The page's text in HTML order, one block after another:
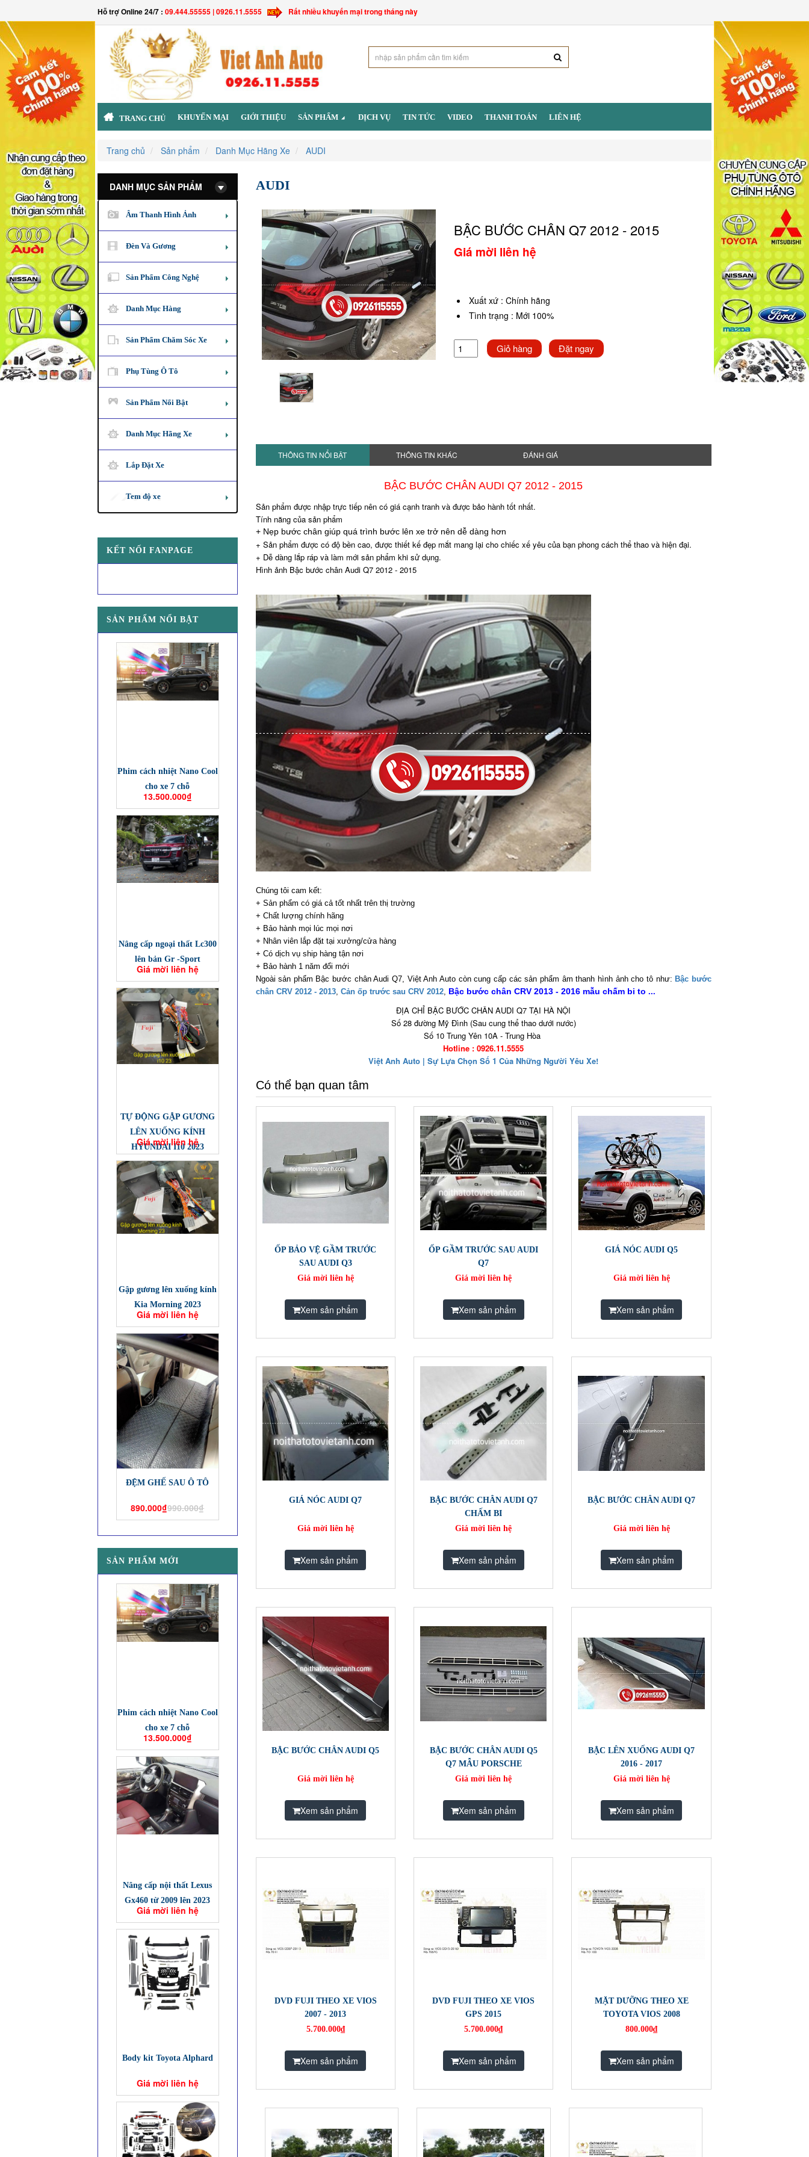
Hỗ trợ Online 24/7 : 09.444.55555 | 0926.11.5555 Rất nhiều khuyến mại trong tháng này
TRANG CHỦ KHUYẾN MẠI GIỚI THIỆU SẢN PHẨM DỊCH VỤ TIN TỨC VIDEO THANH TOÁN LIÊN HỆ
Trang chủ Sản phẩm Danh Mục Hãng Xe AUDI
DANH MỤC SẢN PHẨM
Âm Thanh Hình Ảnh
Đèn Và Gương
Sản Phẩm Công Nghệ
Danh Mục Hàng
Sản Phẩm Chăm Sóc Xe
Phụ Tùng Ô Tô
Sản Phẩm Nổi Bật
Danh Mục Hãng Xe
Lắp Đặt Xe
Tem độ xe
KẾT NỐI FANPAGE
SẢN PHẨM NỔI BẬT
Phim cách nhiệt Nano Cool
cho xe 7 chỗ
13.500.000₫
Nâng cấp ngoại thất Lc300
lên bản Gr -Sport
Giá mời liên hệ
TỰ ĐỘNG GẬP GƯƠNG
LÊN XUỐNG KÍNH
HYUNDAI I10 2023
Giá mời liên hệ
Gập gương lên xuống kính
Kia Morning 2023
Giá mời liên hệ
ĐỆM GHẾ SAU Ô TÔ
890.000₫990.000₫
SẢN PHẨM MỚI
Phim cách nhiệt Nano Cool
cho xe 7 chỗ
13.500.000₫
Nâng cấp nội thất Lexus
Gx460 từ 2009 lên 2023
Giá mời liên hệ
Body kit Toyota Alphard
Giá mời liên hệ
AUDI
BẬC BƯỚC CHÂN Q7 2012 - 2015
Giá mời liên hệ
Xuất xứ :Chính hãng
Tình trạng : Mới 100%
Giỏ hàng Đặt ngay
THÔNG TIN NỔI BẬT THÔNG TIN KHÁC ĐÁNH GIÁ
BẬC BƯỚC CHÂN AUDI Q7 2012 - 2015
Sản phẩm được nhập trực tiếp nên có giá cạnh tranh và được bảo hành tốt nhất.
Tính năng của sản phẩm
+ Nẹp bước chân giúp quá trình bước lên xe trở nên dễ dàng hơn
+ Sản phẩm được có độ bền cao, được thiết kế đẹp mắt mang lại cho chiếc xế yêu của bạn phong cách thể thao và hiện đại.
+ Dễ dàng lắp ráp và làm mới sản phẩm khi sử dụng.
Hình ảnh Bậc bước chân Audi Q7 2012 - 2015
Chúng tôi cam kết:
+ Sản phẩm có giá cả tốt nhất trên thị trường
+ Chất lượng chính hãng
+ Bảo hành mọi lúc mọi nơi
+ Nhân viên lắp đặt tại xưởng/cửa hàng
+ Có dịch vụ ship hàng tận nơi
+ Bảo hành 1 năm đổi mới
Ngoài sản phẩm Bậc bước chân Audi Q7, Việt Anh Auto còn cung cấp các sản phẩm âm thanh hình ảnh cho tô như:Bậc bước
chân CRV 2012 - 2013, Cản ốp trước sau CRV 2012, Bậc bước chân CRV 2013 - 2016 mẫu chấm bi to ...
ĐỊA CHỈ BẬC BƯỚC CHÂN AUDI Q7 TẠI HÀ NỘI
Số 28 đường Mỹ Đình (Sau cung thể thao dưới nước)
Số 10 Trung Yên 10A - Trung Hòa
Hotline : 0926.11.5555
Việt Anh Auto | Sự Lựa Chọn Số 1 Của Những Người Yêu Xe!
Có thể bạn quan tâm
ỐP BẢO VỆ GẦM TRƯỚC
SAU AUDI Q3
Giá mời liên hệ
Xem sản phẩm
ỐP GẦM TRƯỚC SAU AUDI
Q7
Giá mời liên hệ
Xem sản phẩm
GIÁ NÓC AUDI Q5
Giá mời liên hệ
Xem sản phẩm
GIÁ NÓC AUDI Q7
Giá mời liên hệ
Xem sản phẩm
BẬC BƯỚC CHÂN AUDI Q7
CHẤM BI
Giá mời liên hệ
Xem sản phẩm
BẬC BƯỚC CHÂN AUDI Q7
Giá mời liên hệ
Xem sản phẩm
BẬC BƯỚC CHÂN AUDI Q5
Giá mời liên hệ
Xem sản phẩm
BẬC BƯỚC CHÂN AUDI Q5
Q7 MẪU PORSCHE
Giá mời liên hệ
Xem sản phẩm
BẬC LÊN XUỐNG AUDI Q7
2016 - 2017
Giá mời liên hệ
Xem sản phẩm
DVD FUJI THEO XE VIOS
2007 - 2013
5.700.000₫
Xem sản phẩm
DVD FUJI THEO XE VIOS
GPS 2015
5.700.000₫
Xem sản phẩm
MẶT DƯỠNG THEO XE
TOYOTA VIOS 2008
800.000₫
Xem sản phẩm